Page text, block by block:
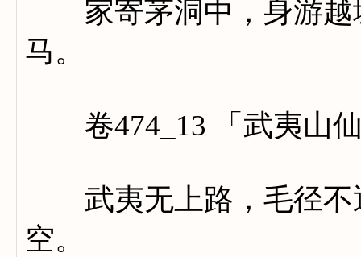
家寄茅洞中，身游越
马。
卷474_13 「武夷山
武夷无上路，毛径不
空。